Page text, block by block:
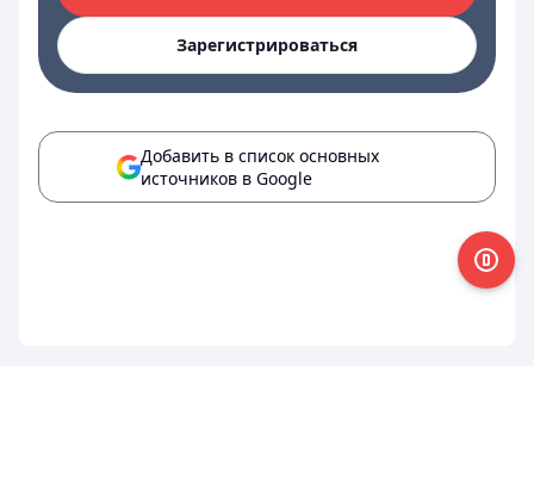
Зарегистрироваться
Добавить в список основных
источников в Google